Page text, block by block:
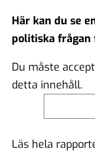
Här kan du se
politiska frågan
Du måste
detta innehåll.
Läs hela